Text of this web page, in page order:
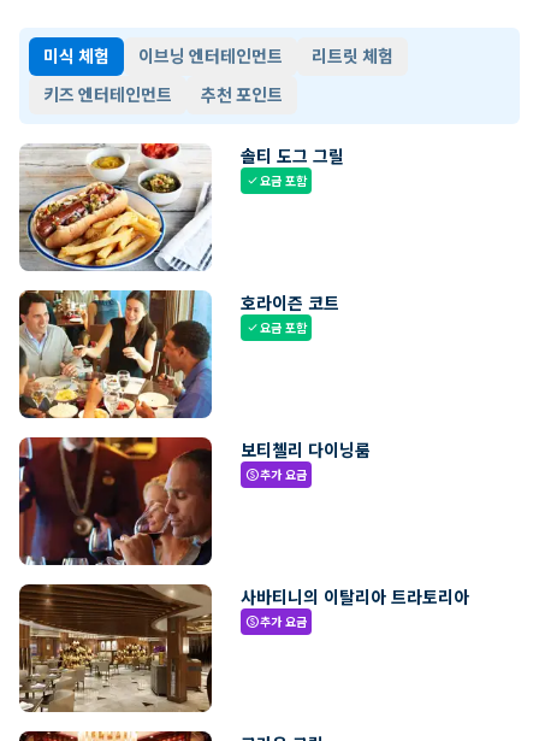
미식 체험 이브닝 엔터테인먼트
리트릿 체험
키즈 엔터테인먼트
추천 포인트
솔티 도그 그릴
check요금 포함
호라이즌 코트
check요금 포함
보티첼리 다이닝룸
paid추가 요금
사바티니의 이탈리아 트라토리아
paid추가 요금